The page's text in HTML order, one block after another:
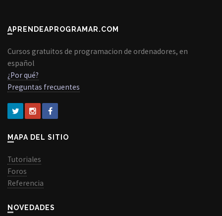
APRENDEAPROGRAMAR.COM
Cursos gratuitos de programacion de ordenadores, en
español
¿Por qué?
Preguntas frecuentes
MAPA DEL SITIO
Tutoriales
Foros
Referencia
NOVEDADES